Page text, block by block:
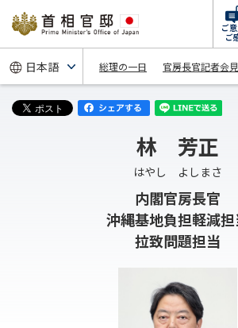
総理の一日 官房長官記者会見
ご
ご
林 芳正
はやし よしまさ
内閣官房長官
沖縄基地負担軽減担
拉致問題担当